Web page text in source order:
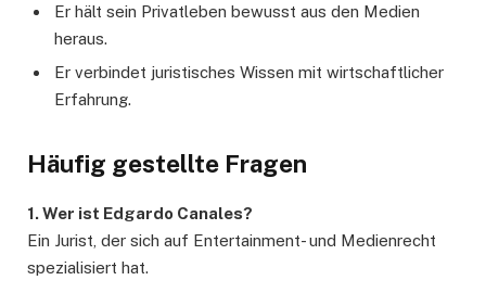
Er hält sein Privatleben bewusst aus den Medien
heraus.
Er verbindet juristisches Wissen mit wirtschaftlicher
Erfahrung.
Häufig gestellte Fragen
1. Wer ist Edgardo Canales?
Ein Jurist, der sich auf Entertainment- und Medienrecht
spezialisiert hat.